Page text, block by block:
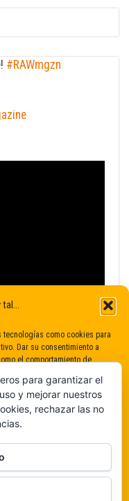
tecnologías como cookies para
Dar su consentimiento a
el comportamiento de
características y
#RAWmgzn
para garantizar el
y mejorar nuestros
rechazar las no